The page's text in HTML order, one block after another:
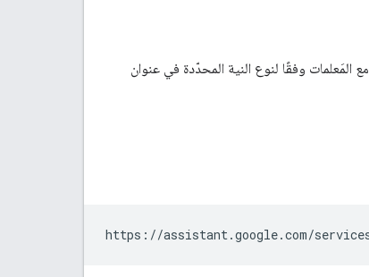
يمكن أن تتضمّن روابط "مساعد Google" بشكل اختياري هدفًا ومَعلمات في عنوان URL. تتعامل Google مع المَعلمات وفقًا لنوع النية المحدّدة في عنوان